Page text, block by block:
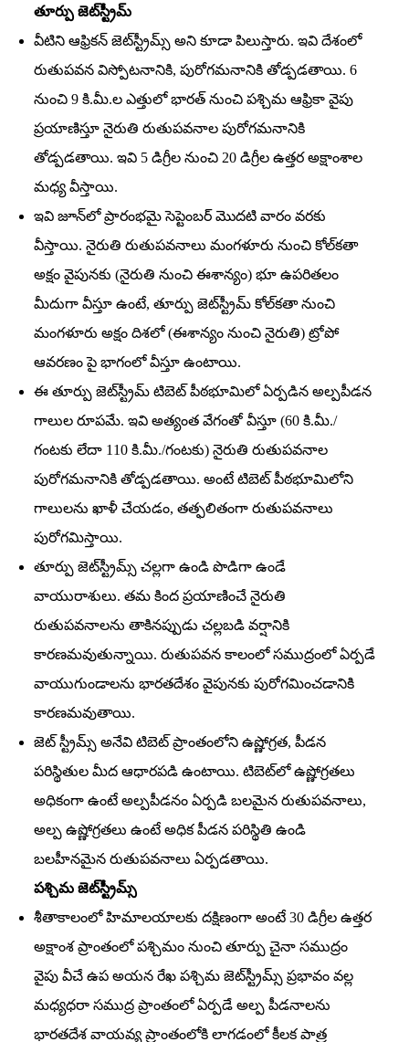
తూర్పు జెట్‌స్ట్రీమ్‌
వీటిని ఆఫ్రికన్‌ జెట్‌స్ట్రీమ్స్‌ అని కూడా పిలుస్తారు. ఇవి దేశంలో
రుతుపవన విస్పోటనానికి, పురోగమనానికి తోడ్పడతాయి. 6
నుంచి 9 కి.మీ.ల ఎత్తులో భారత్‌ నుంచి పశ్చిమ ఆఫ్రికా వైపు
ప్రయాణిస్తూ నైరుతి రుతుపవనాల పురోగమనానికి
తోడ్పడతాయి. ఇవి 5 డిగ్రీల నుంచి 20 డిగ్రీల ఉత్తర అక్షాంశాల
మధ్య వీస్తాయి.
ఇవి జూన్‌లో ప్రారంభమై సెప్టెంబర్‌ మొదటి వారం వరకు
వీస్తాయి. నైరుతి రుతుపవనాలు మంగళూరు నుంచి కోల్‌కతా
అక్షం వైపునకు (నైరుతి నుంచి ఈశాన్యం) భూ ఉపరితలం
మీదుగా వీస్తూ ఉంటే, తూర్పు జెట్‌స్ట్రీమ్‌ కోల్‌కతా నుంచి
మంగళూరు అక్షం దిశలో (ఈశాన్యం నుంచి నైరుతి) ట్రోపో
ఆవరణం పై భాగంలో వీస్తూ ఉంటాయి.
ఈ తూర్పు జెట్‌స్ట్రీమ్‌ టిబెట్‌ పీఠభూమిలో ఏర్పడిన అల్పపీడన
గాలుల రూపమే. ఇవి అత్యంత వేగంతో వీస్తూ (60 కి.మీ./
గంటకు లేదా 110 కి.మీ./గంటకు) నైరుతి రుతుపవనాల
పురోగమనానికి తోడ్పడతాయి. అంటే టిబెట్‌ పీఠభూమిలోని
గాలులను ఖాళీ చేయడం, తత్ఫలితంగా రుతుపవనాలు
పురోగమిస్తాయి.
తూర్పు జెట్‌స్ట్రీమ్స్‌ చల్లగా ఉండి పొడిగా ఉండే
వాయురాశులు. తమ కింద ప్రయాణించే నైరుతి
రుతుపవనాలను తాకినప్పుడు చల్లబడి వర్షానికి
కారణమవుతున్నాయి. రుతుపవన కాలంలో సముద్రంలో ఏర్పడే
వాయుగుండాలను భారతదేశం వైపునకు పురోగమించడానికి
కారణమవుతాయి.
జెట్‌ స్ట్రీమ్స్‌ అనేవి టిబెట్‌ ప్రాంతంలోని ఉష్ణోగ్రత, పీడన
పరిస్థితుల మీద ఆధారపడి ఉంటాయి. టిబెట్‌లో ఉష్ణోగ్రతలు
అధికంగా ఉంటే అల్పపీడనం ఏర్పడి బలమైన రుతుపవనాలు,
అల్ప ఉష్ణోగ్రతలు ఉంటే అధిక పీడన పరిస్థితి ఉండి
బలహీనమైన రుతుపవనాలు ఏర్పడతాయి.
పశ్చిమ జెట్‌స్ట్రీమ్స్‌
శీతాకాలంలో హిమాలయాలకు దక్షిణంగా అంటే 30 డిగ్రీల ఉత్తర
అక్షాంశ ప్రాంతంలో పశ్చిమం నుంచి తూర్పు చైనా సముద్రం
వైపు వీచే ఉప అయన రేఖ పశ్చిమ జెట్‌స్ట్రీమ్స్‌ ప్రభావం వల్ల
మధ్యధరా సముద్ర ప్రాంతంలో ఏర్పడే అల్ప పీడనాలను
భారతదేశ వాయవ్య ప్రాంతంలోకి లాగడంలో కీలక పాత్ర